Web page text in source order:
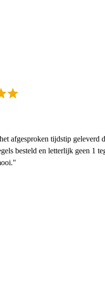
afgesproken tijdstip geleverd
besteld en letterlijk geen 1